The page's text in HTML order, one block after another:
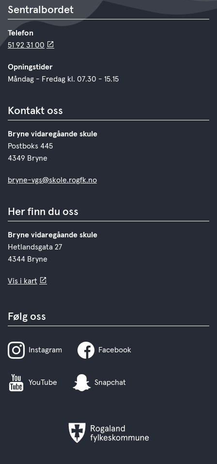
Sentralbordet
Telefon
51 92 31 00
Opningstider
Måndag - Fredag kl. 07.30 - 15.15
Kontakt oss
Bryne vidaregåande skule
Postboks 445
4349 Bryne
bryne-vgs@skole.rogfk.no
Her finn du oss
Bryne vidaregåande skule
Hetlandsgata 27
4344 Bryne
Vis i kart
Følg oss
Instagram Facebook
YouTube Snapchat
Rogaland
fylkeskommune